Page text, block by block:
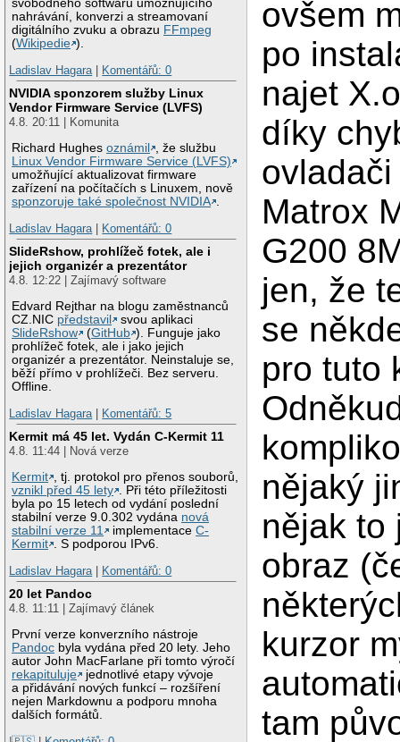
svobodného softwaru umožňujícího
nahrávání, konverzi a streamovaní
digitálního zvuku a obrazu FFmpeg
(Wikipedie ).
Ladislav Hagara
Komentářů: 0
NVIDIA sponzorem služby Linux
Vendor Firmware Service (LVFS)
4.8. 20:11 | Komunita
Richard Hughesoznámil
, že službu
Linux Vendor Firmware Service (LVFS)
umožňující aktualizovat firmware
zařízení na počítačích s Linuxem, nově
sponzoruje také společnost NVIDIA .
Ladislav Hagara | Komentářů: 0
SlideRshow, prohlížeč fotek, ale i
jejich organizér a prezentátor
4.8. 12:22 | Zajímavý software
Edvard Rejthar na blogu zaměstnanců
CZ.NIC představil
svou aplikaci
SlideRshow
(GitHub ). Funguje jako
prohlížeč fotek, ale i jako jejich
organizér a prezentátor. Neinstaluje se,
běží přímo v prohlížeči. Bez serveru.
Offline.
Ladislav Hagara | Komentářů: 5
Kermit má 45 let. Vydán C-Kermit 11
4.8. 11:44 | Nová verze
Kermit , tj. protokol pro přenos souborů,
vznikl před 45 lety . Při této příležitosti
byla po 15 letech od vydání poslední
stabilní verze 9.0.302 vydána nová
stabilní verze 11
implementaceC-
Kermit . S podporou IPv6.
Ladislav Hagara | Komentářů: 0
20 let Pandoc
4.8. 11:11 | Zajímavý článek
První verze konverzního nástroje
Pandoc byla vydána před 20 lety. Jeho
autor John MacFarlane při tomto výročí
rekapituluje
jednotlivé etapy vývoje
a přidávání nových funkcí – rozšíření
nejen Markdownu a podporu mnoha
dalších formátů.
ovšem
po
najet
díky
Matrox
G200
jen, že
se
pro tuto
nějaký
nějak to
obraz
kurzor
tam